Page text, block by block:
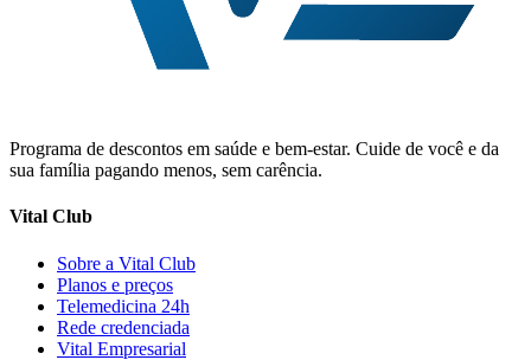
Programa de descontos em saúde e bem-estar. Cuide de você e da
sua família pagando menos, sem carência.
Vital Club
Sobre a Vital Club
Planos e preços
Telemedicina 24h
Rede credenciada
Vital Empresarial